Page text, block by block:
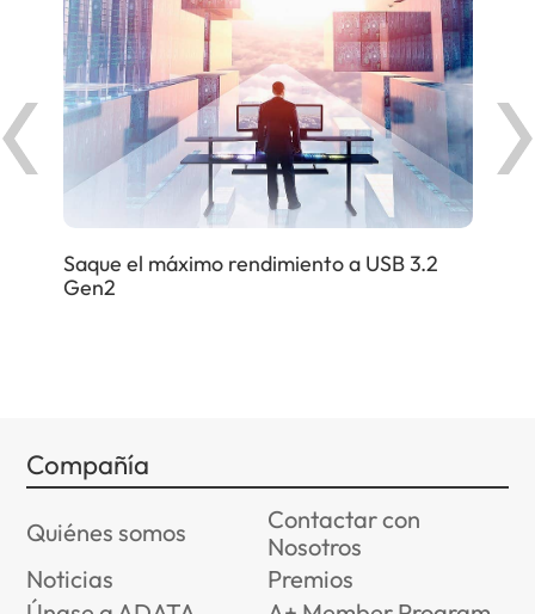
Saque el máximo rendimiento a USB 3.2
Gen2
Compañía
Quiénes somos
Contactar con
Nosotros
Noticias
Premios